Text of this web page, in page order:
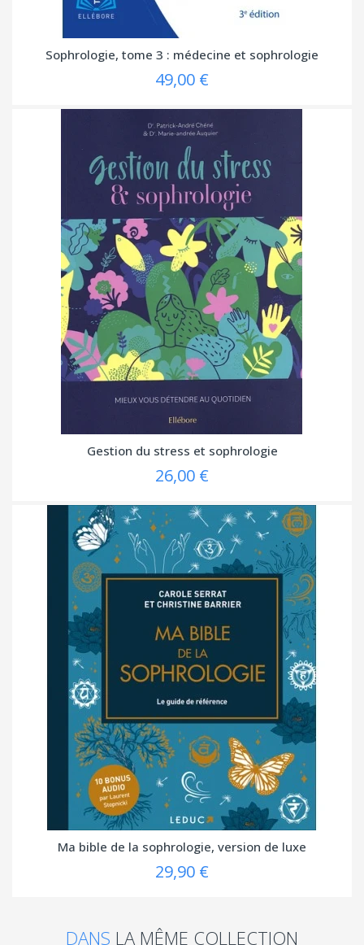
Sophrologie, tome 3 : médecine et sophrologie
49,00 €
Gestion du stress et sophrologie
26,00 €
Ma bible de la sophrologie, version de luxe
29,90 €
DANS LA MÊME COLLECTION